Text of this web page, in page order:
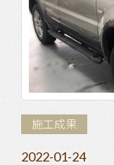
施工成果
2022-01-24